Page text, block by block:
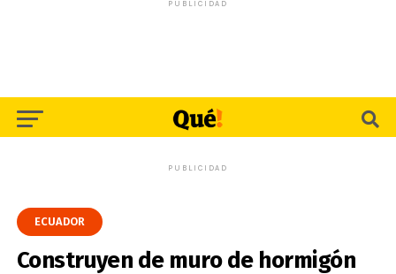
PUBLICIDAD
PUBLICIDAD
ECUADOR
Construyen de muro de hormigón